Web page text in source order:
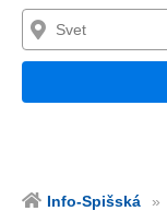
Info-Spišská